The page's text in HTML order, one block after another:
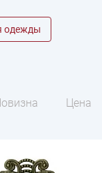
одежды
Цена